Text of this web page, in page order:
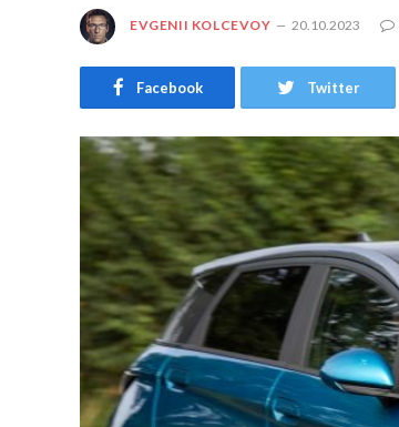
EVGENII KOLCEVOY 20.10.2023
Facebook Twitter